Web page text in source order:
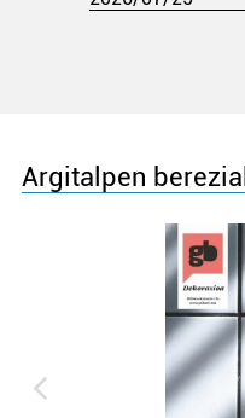
Argitalpen